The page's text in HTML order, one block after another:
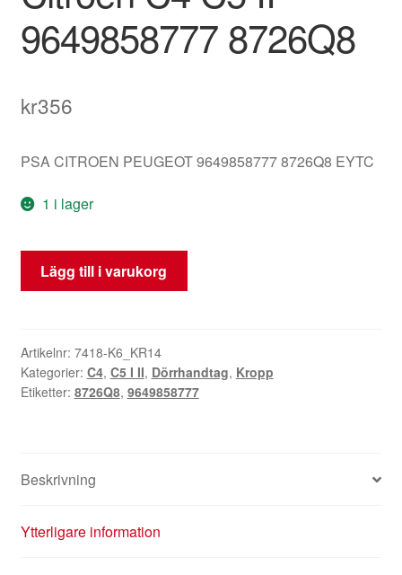
9649858777 8726Q8
kr356
PSA CITROEN PEUGEOT 9649858777 8726Q8 EYTC
1 i lager
Bakluckans
Handtag
PSA
Citroën
C4
8726Q8
Lägg till i varukorg
Artikelnr: 7418-K6_KR14
Kategorier: C4, C5 I II, Dörrhandtag, Kropp
Etiketter: 8726Q8, 9649858777
Beskrivning
Ytterligare information